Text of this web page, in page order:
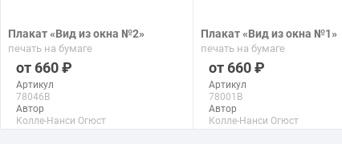
Плакат «Вид из окна №2»
печать на бумаге
660
Артикул
78046B
Автор
Колле-Нанси Огюст
Плакат «Вид из окна №1»
печать на бумаге
660
Артикул
78001B
Автор
Колле-Нанси Огюст